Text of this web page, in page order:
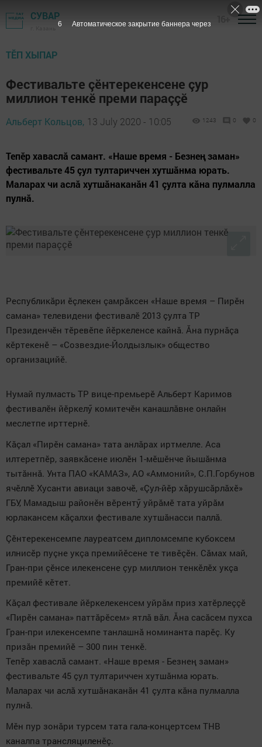
СУВАР
ТӖП ХЫПАР
Фестивальте çӗнтерекенсене çур
миллион тенкӗ преми параççӗ
Альберт Кольцов, 13 July 2020 - 10:05 1243 0 0
Тепӗр хаваслă самант. «Наше время - Безнең заман»
фестивальте 45 çул тултариччен хутшăнма юрать.
Маларах чи аслă хутшăнаканăн 41 çулта кăна пулмалла
пулнă.
Республикăри ӗçлекен çамрăксен «Наше время – Пирӗн
самана» телевидени фестивалӗ 2013 çулта ТР
Президенчӗн тӗревӗпе йӗркеленсе кайнă. Ăна пурнăçа
кӗртекенӗ – «Созвездие-Йолдызлык» общество
организацийӗ.
Нумай пулмасть ТР вице-премьерӗ Альберт Каримов
фестивалӗн йӗркелӳ комитечӗн канашлăвне онлайн
меслетпе ирттернӗ.
Кăçал «Пирӗн самана» тата анлăрах иртмелле. Аса
илтеретпӗр, заявкăсене июлӗн 1-мӗшӗнче йышăнма
тытăннă. Унта ПАО «КАМАЗ», АО «Аммоний», С.П.Горбунов
ячӗллӗ Хусанти авиаци завочӗ, «Çул-йӗр хăрушсăрлăхӗ»
ГБУ, Мамадыш районӗн вӗрентӳ уйрăмӗ тата уйрăм
юрлакансем кăçалхи фестивале хутшăнасси паллă.
Çӗнтерекенсемпе лауреатсем дипломсемпе кубоксем
илнисӗр пуçне укçа премийӗсене те тивӗçӗн. Сăмах май,
Гран-при çӗнсе илекенсене çур миллион тенкӗлӗх укçа
премийӗ кӗтет.
Кăçал фестивале йӗркелекенсем уйрăм приз хатӗрлеççӗ
«Пирӗн самана» паттăрӗсем» ятлă вăл. Ăна сасăсем пухса
Гран-при илекенсемпе танлашнă номинанта парӗç. Ку
призăн премийӗ – 300 пин тенкӗ.
Тепӗр хаваслă самант. «Наше время - Безнең заман»
фестивальте 45 çул тултариччен хутшăнма юрать.
Маларах чи аслă хутшăнаканăн 41 çулта кăна пулмалла
пулнă.
Мӗн пур зонăри турсем тата гала-концертсем ТНВ
каналпа трансляциленӗç.
4 Автоматическое закрытие баннера через